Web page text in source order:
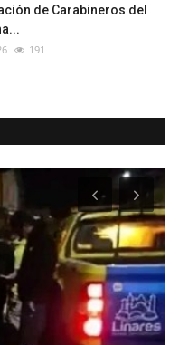
de Carabineros del
191